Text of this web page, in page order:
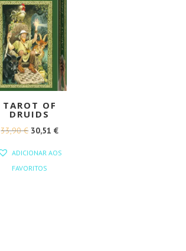
TAROT OF
DRUIDS
33,90€ O
30,51€O
ADICIONAR AOS
FAVORITOS